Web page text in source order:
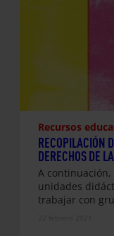
Recursos
RECOPILACIÓN
DERECHOS DE
A
unidades
trabajar con